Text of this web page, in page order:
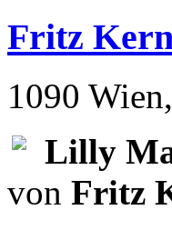
Fritz
1090
Lilly
von Fritz